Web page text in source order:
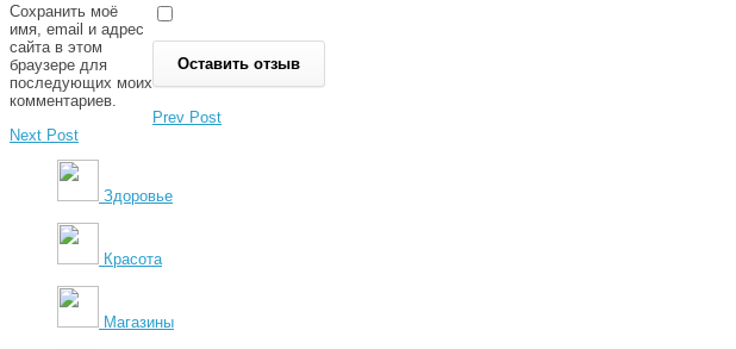
Сохранить моё
имя, email и адрес
сайта в этом
браузере для
последующих моих
комментариев.
Prev Post
Next Post
Здоровье
Красота
Магазины